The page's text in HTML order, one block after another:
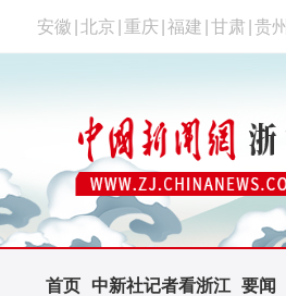
安徽 北京 重庆 福建 甘肃 贵州
首页 中新社记者看浙江 要闻